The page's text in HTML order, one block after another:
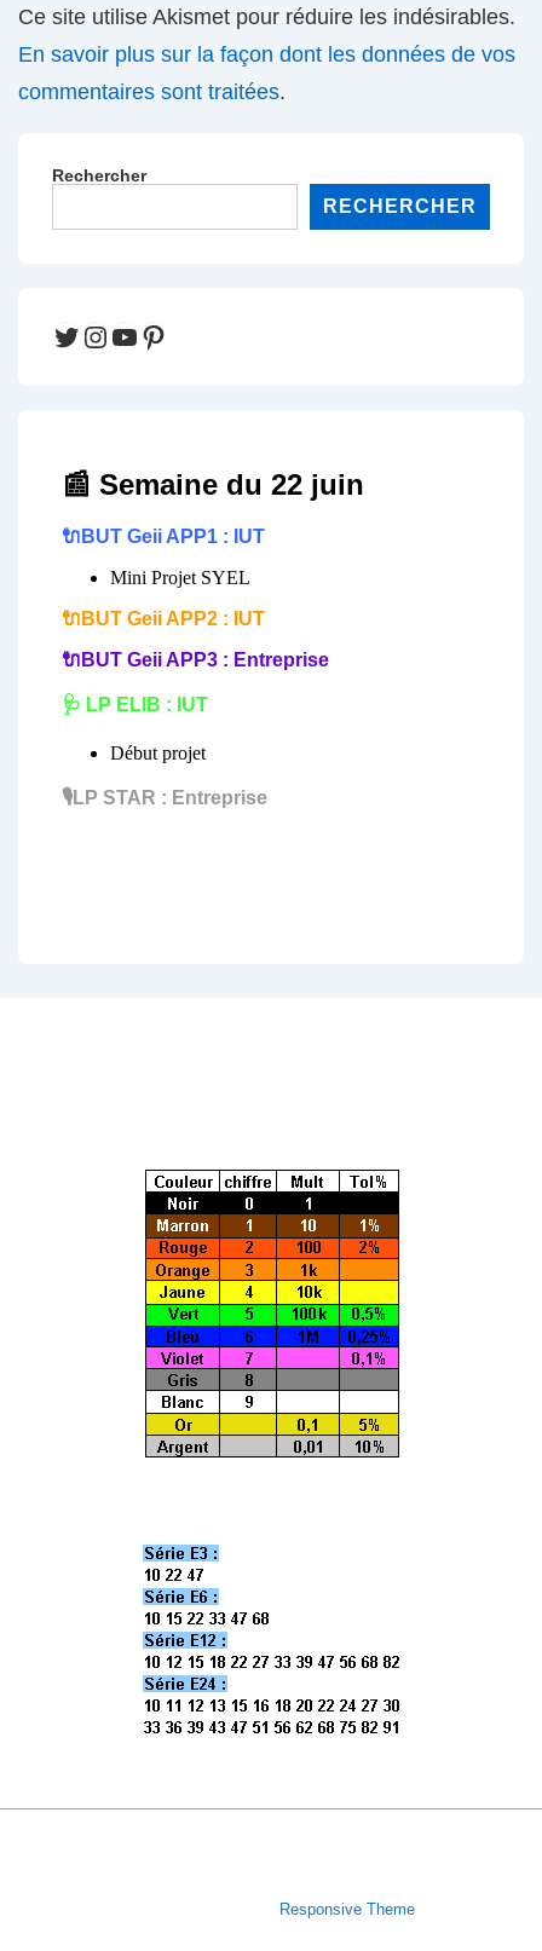
Ce site utilise Akismet pour réduire les indésirables.
En savoir plus sur la façon dont les données de vos
commentaires sont traitées.
Rechercher
RECHERCHER
Twitter
Instagram
YouTube
Pinterest
Responsive Theme